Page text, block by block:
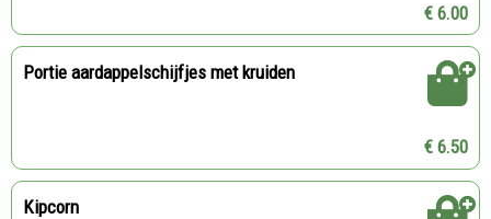
€ 6.00
Portie aardappelschijfjes met kruiden
€ 6.50
Kipcorn